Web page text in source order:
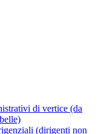
di vertice (da
(dirigenti non